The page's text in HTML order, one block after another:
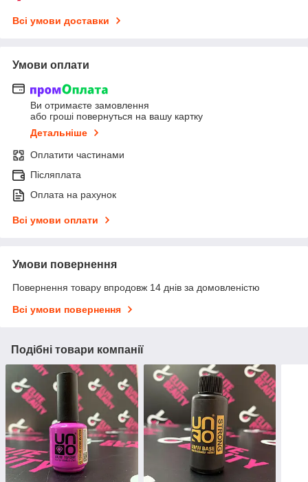
Всі умови доставки
Умови оплати
Ви отримаєте замовлення
або гроші повернуться на вашу картку
Детальніше
Оплатити частинами
Післяплата
Оплата на рахунок
Всі умови оплати
Умови повернення
Повернення товару впродовж 14 днів за домовленістю
Всі умови повернення
Подібні товари компанії